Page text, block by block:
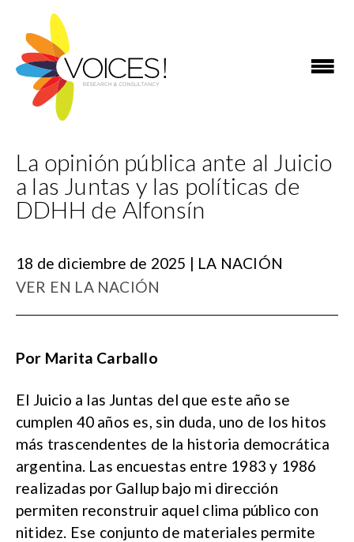
La opinión pública ante al Juicio
a las Juntas y las políticas de
DDHH de Alfonsín
18 de diciembre de 2025 | LA NACIÓN
VER EN LA NACIÓN
Por Marita Carballo
El Juicio a las Juntas del que este año se
cumplen 40 años es, sin duda, uno de los hitos
más trascendentes de la historia democrática
argentina. Las encuestas entre 1983 y 1986
realizadas por Gallup bajo mi dirección
permiten reconstruir aquel clima público con
nitidez. Ese conjunto de materiales permite